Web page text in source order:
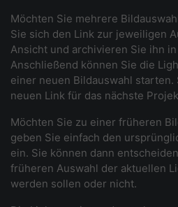
Möchten Sie mehrere
Sie sich den Link zur jeweiligen
Ansicht und archivieren Sie ihn
Anschließend können Sie die
einer neuen Bildauswahl starten.
neuen Link für das nächste
Möchten Sie zu einer früheren
geben Sie einfach den
ein. Sie können dann
früheren Auswahl der aktuellen
werden sollen oder nicht.